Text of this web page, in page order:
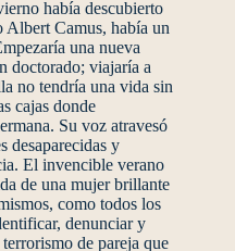
había descubierto
Albert Camus, había un
una nueva
doctorado; viajaría a
no tendría una vida sin
cajas donde
Su voz atravesó
desaparecidas y
El invencible verano
de una mujer brillante
como todos los
denunciar y
de pareja que